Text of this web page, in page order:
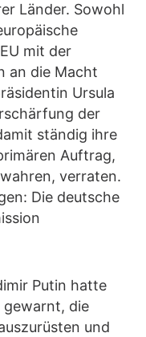
Länder. Sowohl
mit der
an die Macht
Ursula
der
ständig ihre
Auftrag,
verraten.
Die deutsche
Putin hatte
gewarnt, die
und